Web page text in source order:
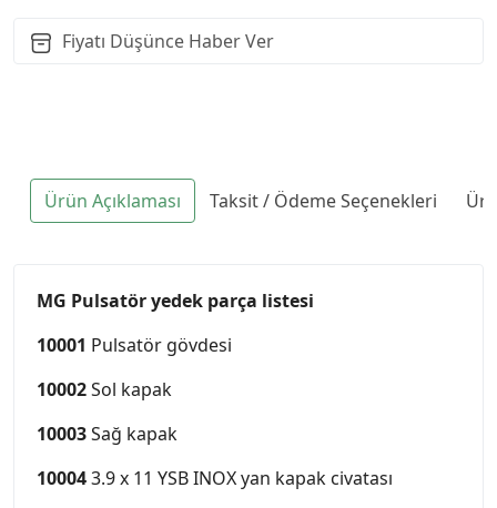
Fiyatı Düşünce Haber Ver
Ürün Açıklaması Taksit / Ödeme Seçenekleri
MG Pulsatör yedek parça listesi
10001 Pulsatör gövdesi
10002Sol kapak
10003Sağ kapak
100043.9 x 11 YSB INOX yan kapak civatası